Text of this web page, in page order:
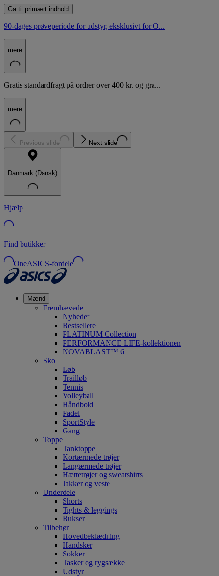
Gå til primært indhold
90-dages prøveperiode for udstyr, eksklusivt for O...
mere
Gratis standardfragt på ordrer over 400 kr. og gra...
mere
Previous slide Next slide
Danmark (Dansk)
Hjælp
Find butikker
OneASICS-fordele
Mænd
Fremhævede
Nyheder
Bestsellere
PLATINUM Collection
PERFORMANCE LIFE-kollektionen
NOVABLAST™ 6
Sko
Løb
Trailløb
Tennis
Volleyball
Håndbold
Padel
SportStyle
Gang
Toppe
Tanktoppe
Kortærmede trøjer
Langærmede trøjer
Hættetrøjer og sweatshirts
Jakker og veste
Underdele
Shorts
Tights & leggings
Bukser
Tilbehør
Hovedbeklædning
Handsker
Sokker
Tasker og rygsække
Udstyr